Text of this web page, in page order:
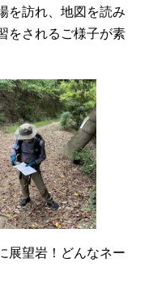
を訪れ、地図を読み
をされるご様子が素
展望岩！どんなネー